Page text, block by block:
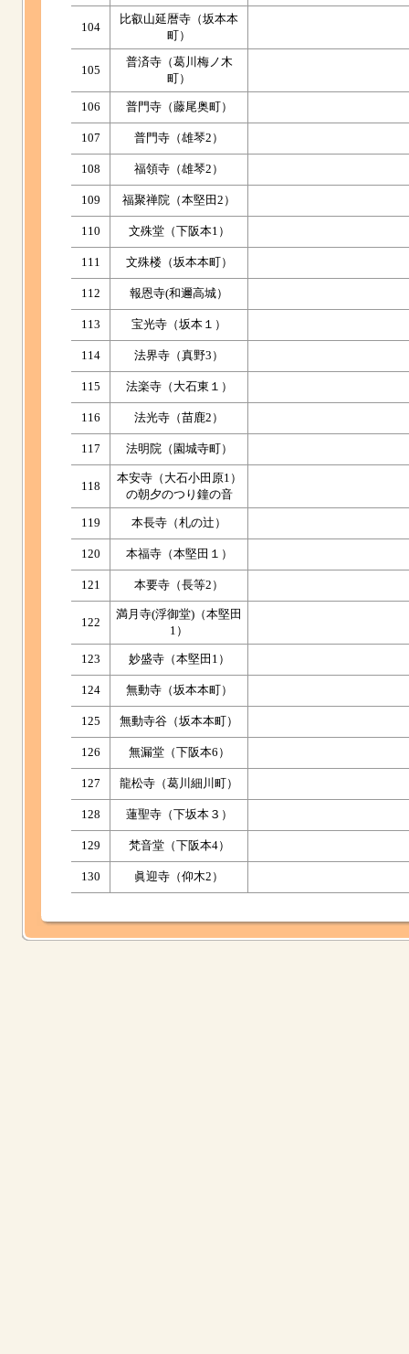
104
比叡山延暦寺（坂本本
町）
105
普済寺（葛川梅ノ木
町）
106 普門寺（藤尾奥町）
107 普門寺（雄琴2）
108 福領寺（雄琴2）
109 福聚禅院（本堅田2）
110 文殊堂（下阪本1）
111 文殊楼（坂本本町）
112 報恩寺(和邇高城）
113 宝光寺（坂本１）
114 法界寺（真野3）
115 法楽寺（大石東１）
116 法光寺（苗鹿2）
117 法明院（園城寺町）
118
本安寺（大石小田原1）
の朝夕のつり鐘の音
119 本長寺（札の辻）
120 本福寺（本堅田１）
121 本要寺（長等2）
122
満月寺(浮御堂)（本堅田
1）
123 妙盛寺（本堅田1）
124 無動寺（坂本本町）
125 無動寺谷（坂本本町）
126 無漏堂（下阪本6）
127 龍松寺（葛川細川町）
128 蓮聖寺（下坂本３）
129 梵音堂（下阪本4）
130 眞迎寺（仰木2）